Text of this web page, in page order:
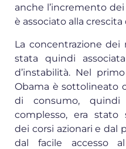
anche l’incremento
è associato alla
La concentrazione dei
stata quindi
d’instabilità. Nel
Obama è sottolineato
di consumo, quindi
complesso, era stato
dei corsi azionari e dal
dal facile accesso